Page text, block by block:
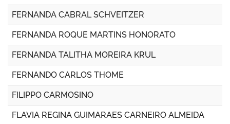
FERNANDA CABRAL SCHVEITZER
FERNANDA ROQUE MARTINS HONORATO
FERNANDA TALITHA MOREIRA KRUL
FERNANDO CARLOS THOME
FILIPPO CARMOSINO
FLAVIA REGINA GUIMARAES CARNEIRO ALMEIDA